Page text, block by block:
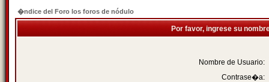
�ndice del Foro los foros de nódulo
Por favor, ingrese su
Nombre de Usuario:
Contrase�a: